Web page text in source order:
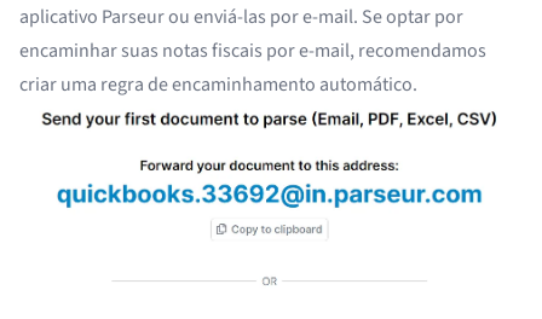
aplicativo Parseur ou enviá-las por e-mail. Se optar por
encaminhar suas notas fiscais por e-mail, recomendamos
criaruma regra de encaminhamento automático.